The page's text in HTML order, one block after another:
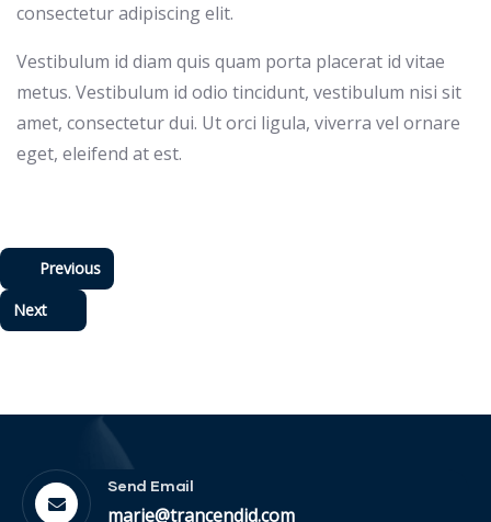
consectetur adipiscing elit.
Vestibulum id diam quis quam porta placerat id vitae
metus. Vestibulum id odio tincidunt, vestibulum nisi sit
amet, consectetur dui. Ut orci ligula, viverra vel ornare
eget, eleifend at est.
Previous
Next
Send Email
marie@trancendid.com